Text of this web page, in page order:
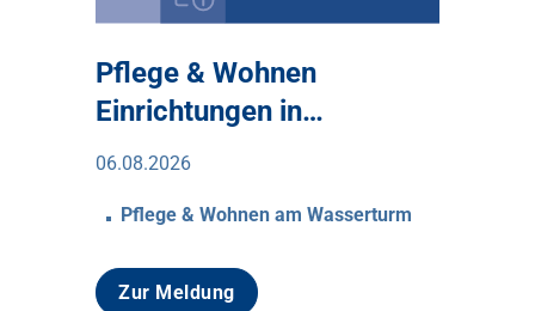
Pflege & Wohnen
Einrichtungen in…
06.08.2026
Pflege & Wohnen am Wasserturm
Zur Meldung